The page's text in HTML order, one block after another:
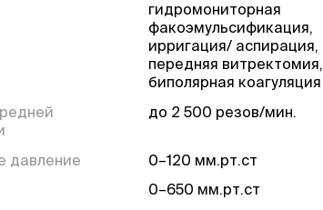
гидромониторная
факоэмульсификация,
ирригация/ аспирация,
передняя витректомия,
биполярная коагуляция
до 2 500 резов/мин.
давление
0–120 мм.рт.ст
0–650 мм.рт.ст